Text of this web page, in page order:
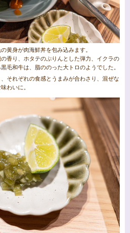
黄身が肉海鮮丼を包み込みます。
香り、ホタテのぷりんとした弾力、イクラの
毛和牛は、脂ののった大トロのようでした。
それぞれの食感とうまみが合わさり、混ぜな
わいに。